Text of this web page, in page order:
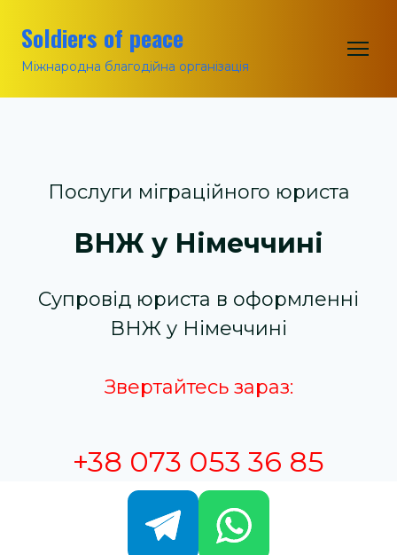
Soldiers of peace
Міжнародна благодійна організація
Послуги міграційного юриста
ВНЖ у Німеччині
Супровід юриста в оформленні
ВНЖ у Німеччині
Звертайтесь зараз:
+38 073 053 36 85